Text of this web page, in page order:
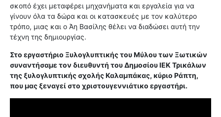
σκοπό έχει μεταφέρει μηχανήματα και εργαλεία για να
γίνουν όλα τα δώρα και οι κατασκευές με τον καλύτερο
τρόπο, μιας και ο Άη Βασίλης θέλει να διαδώσει αυτή την
τέχνη της δημιουργίας.
Στο εργαστήριο Ξυλογλυπτικής του Μύλου των Ξωτικών
συναντήσαμε τον διευθυντή του Δημοσίου ΙΕΚ Τρικάλων
της ξυλογλυπτικής σχολής Καλαμπάκας, κύριο Ράπτη,
που μας ξεναγεί στο χριστουγεννιάτικο εργαστήρι.